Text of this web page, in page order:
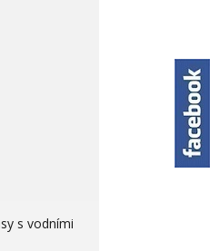
s vodními